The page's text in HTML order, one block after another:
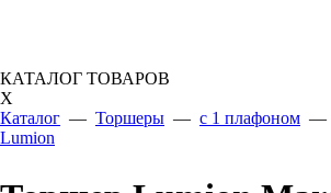
КАТАЛОГ ТОВАРОВ
X
Каталог — Торшеры — с 1 плафоном —
Lumion